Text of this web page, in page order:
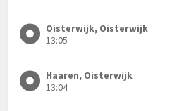
Oisterwijk, Oisterwijk
13:05
Haaren, Oisterwijk
13:04